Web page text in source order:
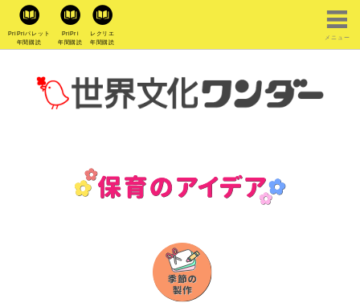
PriPriパレット
年間購読
PriPri
年間購読
レクリエ
年間購読
メニュー